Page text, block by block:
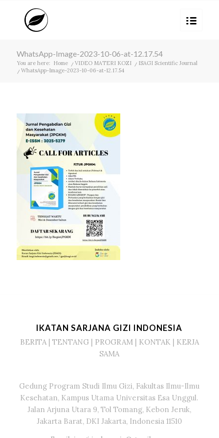
WhatsApp-Image-2023-10-06-at-12.17.54
You are here: Home / VIDEO MATERI KOZI / ISAGI Scientific Journal
/ WhatsApp-Image-2023-10-06-at-12.17.54
IKATAN SARJANA GIZI INDONESIA
BERITA| TENTANG| PROGRAM | KONTAK | KERJA
SAMA
Gedung Program Studi Ilmu Gizi, Fakultas Ilmu-Ilmu
Kesehatan, Kampus Utama Universitas Esa Unggul.
Jalan Arjuna Utara 9, Tol Tomang, Kebon Jeruk,
Jakarta Barat, DKI Jakarta, Indonesia 11510